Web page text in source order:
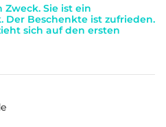
Sie ist ein
Der Beschenkte ist zufrieden.
sich auf den ersten